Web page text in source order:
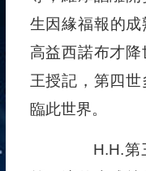
生因緣福報的
高益西諾布才
王授記，第四
臨此世界。
H.H.第三